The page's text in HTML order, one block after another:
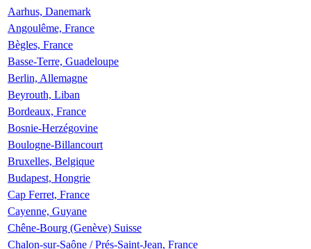
Aarhus, Danemark
Angoulême, France
Bègles, France
Basse-Terre, Guadeloupe
Berlin, Allemagne
Beyrouth, Liban
Bordeaux, France
Bosnie-Herzégovine
Boulogne-Billancourt
Bruxelles, Belgique
Budapest, Hongrie
Cap Ferret, France
Cayenne, Guyane
Chêne-Bourg (Genève) Suisse
Chalon-sur-Saône / Prés-Saint-Jean, France